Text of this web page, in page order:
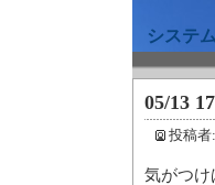
システ
05/13
投稿者:
気がつけ